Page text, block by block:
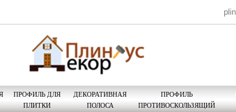
ПРОФИЛЬ ДЛЯ
ПЛИТКИ
ДЕКОРАТИВНАЯ
ПОЛОСА
ПРОФИЛЬ
ПРОТИВОСКОЛЬЗЯЩИЙ